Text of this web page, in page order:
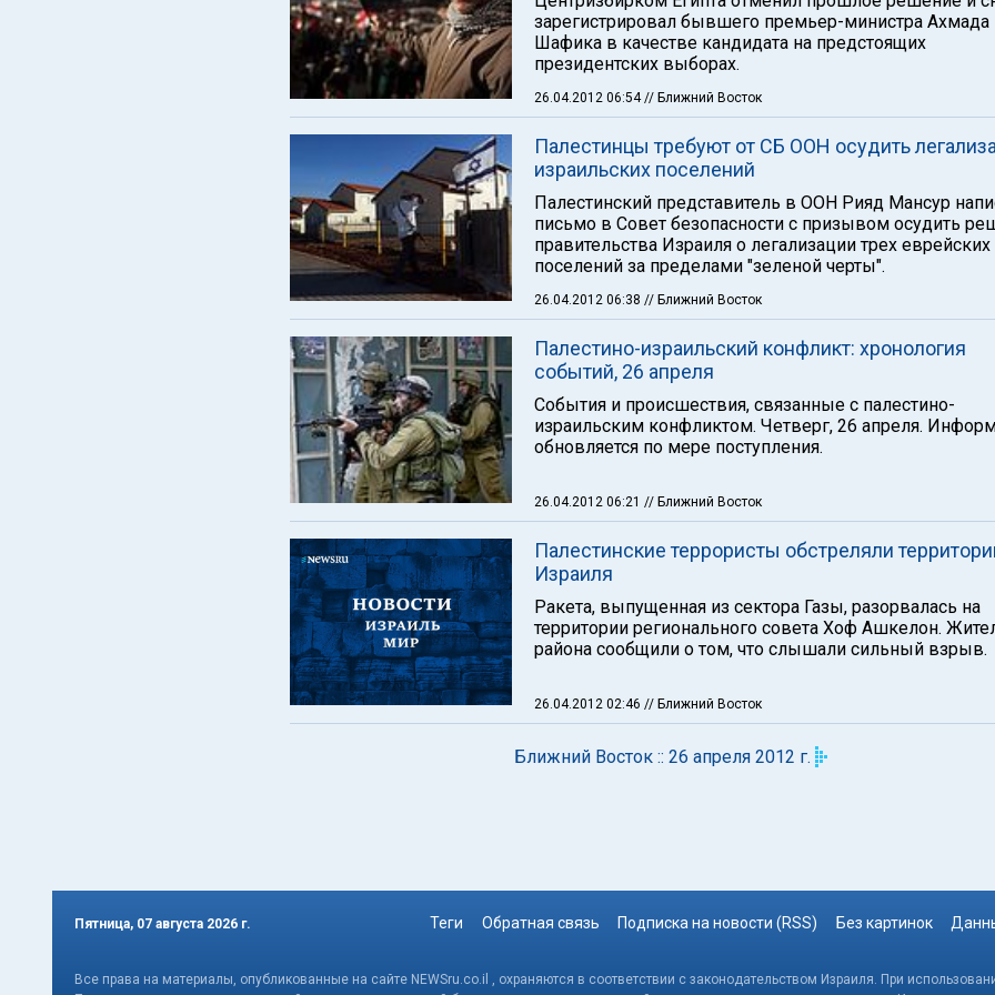
зарегистрировал бывшего премьер-министра Ахмада
Шафика в качестве кандидата на предстоящих
президентских выборах.
26.04.2012 06:54// Ближний Восток
Палестинцы требуют от СБ ООН осудить
израильских поселений
Палестинский представитель в ООН Рияд Мансур
письмо в Совет безопасности с призывом осудить
правительства Израиля о легализации трех еврейских
поселений за пределами "зеленой черты".
26.04.2012 06:38 // Ближний Восток
Палестино-израильский конфликт: хронология
событий, 26 апреля
События и происшествия, связанные с палестино-
израильским конфликтом. Четверг, 26 апреля.
обновляется по мере поступления.
26.04.2012 06:21 // Ближний Восток
Палестинские террористы обстреляли
Израиля
Ракета, выпущенная из сектора Газы, разорвалась на
территории регионального совета Хоф Ашкелон.
района сообщили о том, что слышали сильный взрыв.
26.04.2012 02:46 // Ближний Восток
Ближний Восток :: 26 апреля 2012 г.
Пятница, 07 августа 2026 г. Теги Обратная связь Подписка на новости (RSS) Без картинок
Все права на материалы, опубликованные на сайте NEWSru.co.il , охраняются в соответствии с законодательством Израиля. При